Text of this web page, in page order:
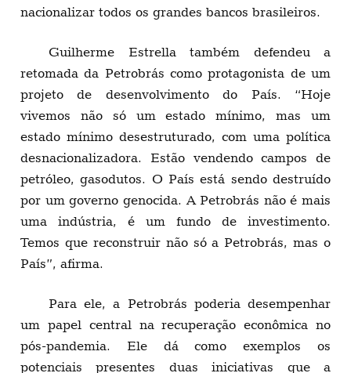
nacionalizar todos os grandes bancos brasileiros.
Guilherme Estrella também defendeu a
retomada da Petrobrás como protagonista de um
projeto de desenvolvimento do País. “Hoje
vivemos não só um estado mínimo, mas um
estado mínimo desestruturado, com uma política
desnacionalizadora. Estão vendendo campos de
petróleo, gasodutos. O País está sendo destruído
por um governo genocida. A Petrobrás não é mais
uma indústria, é um fundo de investimento.
Temos que reconstruir não só a Petrobrás, mas o
País”, afirma.
Para ele, a Petrobrás poderia desempenhar
um papel central na recuperação econômica no
pós-pandemia. Ele dá como exemplos os
potenciais presentes duas iniciativas que a